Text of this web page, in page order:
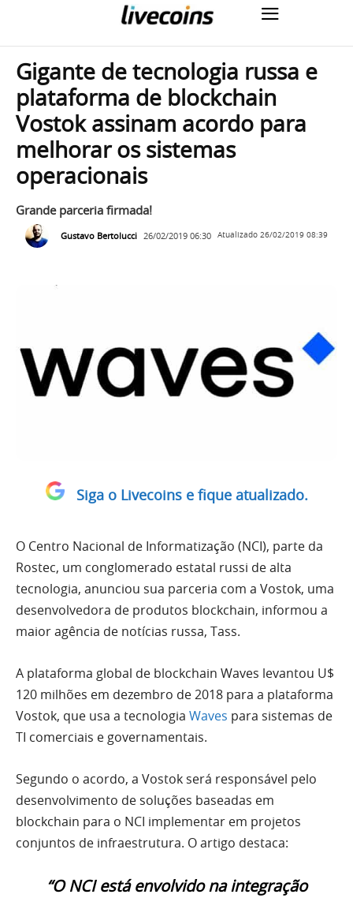
Gigante de tecnologia russa e
plataforma de blockchain
Vostok assinam acordo para
melhorar os sistemas
operacionais
Grande parceria firmada!
Gustavo Bertolucci 26/02/2019 06:30 Atualizado 26/02/2019 08:39
Siga o Livecoins e fique atualizado.
O Centro Nacional de Informatização (NCI), parte da
Rostec, um conglomerado estatal russi de alta
tecnologia, anunciou sua parceria com a Vostok, uma
desenvolvedora de produtos blockchain, informou a
maior agência de notícias russa, Tass.
A plataforma global de blockchain Waves levantou U$
120 milhões em dezembro de 2018 para a plataforma
Vostok, que usa a tecnologia Waves para sistemas de
TI comerciais e governamentais.
Segundo o acordo, a Vostok será responsável pelo
desenvolvimento de soluções baseadas em
blockchain para o NCI implementar em projetos
conjuntos de infraestrutura. O artigo destaca:
“O NCI está envolvido na integração